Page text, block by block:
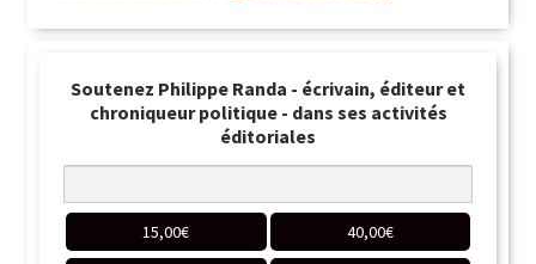
Soutenez Philippe Randa - écrivain, éditeur et
chroniqueur politique - dans ses activités
éditoriales
15,00€ 40,00€